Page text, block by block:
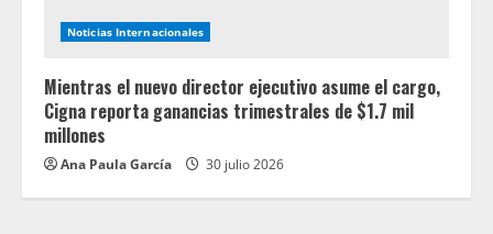
Noticias Internacionales
Mientras el nuevo director ejecutivo asume el cargo,
Cigna reporta ganancias trimestrales de $1.7 mil
millones
Ana Paula García 30 julio 2026